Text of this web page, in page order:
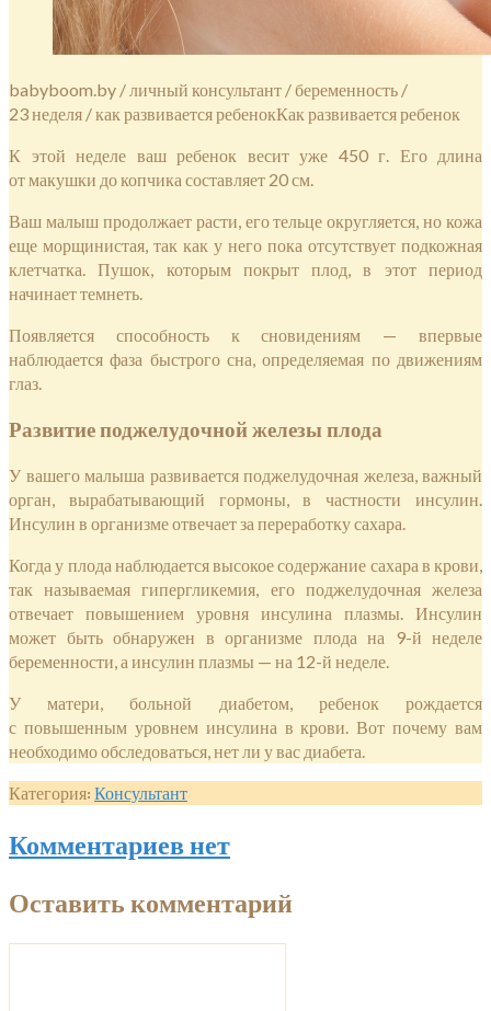
babyboom.by / личный консультант / беременность /
23 неделя / как развивается ребенокКак развивается ребенок
К этой неделе ваш ребенок весит уже 450 г. Его длина
от макушки до копчика составляет 20 см.
Ваш малыш продолжает расти, его тельце округляется, но кожа
еще морщинистая, так как у него пока отсутствует подкожная
клетчатка. Пушок, которым покрыт плод, в этот период
начинает темнеть.
Появляется способность к сновидениям — впервые
наблюдается фаза быстрого сна, определяемая по движениям
глаз.
Развитие поджелудочной железы плода
У вашего малыша развивается поджелудочная железа, важный
орган, вырабатывающий гормоны, в частности инсулин.
Инсулин в организме отвечает за переработку сахара.
Когда у плода наблюдается высокое содержание сахара в крови,
так называемая гипергликемия, его поджелудочная железа
отвечает повышением уровня инсулина плазмы. Инсулин
может быть обнаружен в организме плода на 9-й неделе
беременности, а инсулин плазмы — на 12-й неделе.
У матери, больной диабетом, ребенок рождается
с повышенным уровнем инсулина в крови. Вот почему вам
необходимо обследоваться, нет ли у вас диабета.
Категория: Консультант
Комментариев нет
Оставить комментарий